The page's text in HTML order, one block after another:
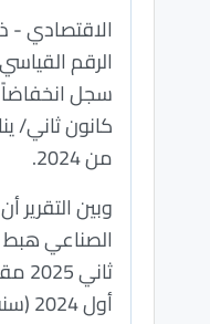
الاقتصادي -
الرقم
من 2024.
وبين التقرير
أول 2024 (سنة الأساس 2019 = 100).